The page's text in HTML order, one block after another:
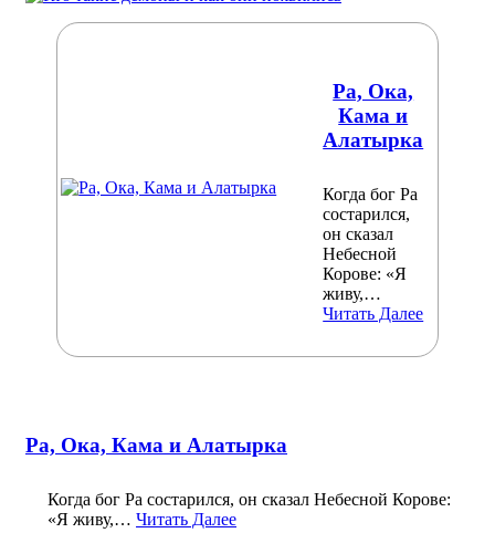
Ра, Ока,
Кама и
Алатырка
Когда бог Ра
состарился,
он сказал
Небесной
Корове: «Я
живу,…
Читать Далее
Ра, Ока, Кама и Алатырка
Когда бог Ра состарился, он сказал Небесной Корове:
«Я живу,… Читать Далее